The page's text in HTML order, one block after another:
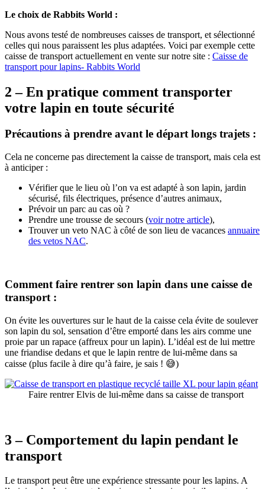
Le choix de Rabbits World :
Nous avons testé de nombreuses caisses de transport, et sélectionné
celles qui nous paraissent les plus adaptées. Voici par exemple cette
caisse de transport actuellement en vente sur notre site : Caisse de
transport pour lapins- Rabbits World
2 – En pratique comment transporter
votre lapin en toute sécurité
Précautions à prendre avant le départ longs trajets :
Cela ne concerne pas directement la caisse de transport, mais cela est
à anticiper :
Vérifier que le lieu où l’on va est adapté à son lapin, jardin
sécurisé, fils électriques, présence d’autres animaux,
Prévoir un parc au cas où ?
Prendre une trousse de secours (voir notre article),
Trouver un veto NAC à côté de son lieu de vacances annuaire
des vetos NAC.
Comment faire rentrer son lapin dans une caisse de
transport :
On évite les ouvertures sur le haut de la caisse cela évite de soulever
son lapin du sol, sensation d’être emporté dans les airs comme une
proie par un rapace (affreux pour un lapin). L’idéal est de lui mettre
une friandise dedans et que le lapin rentre de lui-même dans sa
caisse (plus facile à dire qu’à faire, je sais ! 😅)
Faire rentrer Elvis de lui-même dans sa caisse de transport
3 – Comportement du lapin pendant le
transport
Le transport peut être une expérience stressante pour les lapins. A